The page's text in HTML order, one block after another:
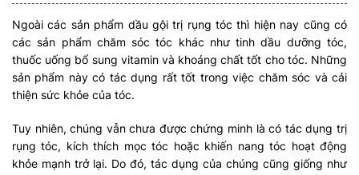
Ngoài các sản phẩm dầu gội trị rụng tóc thì hiện nay cũng có
các sản phẩm chăm sóc tóc khác như tinh dầu dưỡng tóc,
thuốc uống bổ sung vitamin và khoáng chất tốt cho tóc. Những
sản phẩm này có tác dụng rất tốt trong việc chăm sóc và cải
thiện sức khỏe của tóc.
Tuy nhiên, chúng vẫn chưa được chứng minh là có tác dụng trị
rụng tóc, kích thích mọc tóc hoặc khiến nang tóc hoạt động
khỏe mạnh trở lại. Do đó, tác dụng của chúng cũng giống như